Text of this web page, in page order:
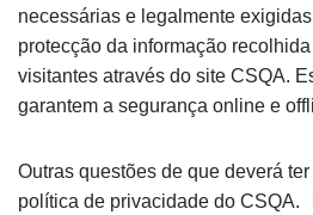
necessárias e legalmente
protecção da informação
visitantes através do site CSQA.
garantem a segurança online e
Outras questões de que deverá
política de privacidade do